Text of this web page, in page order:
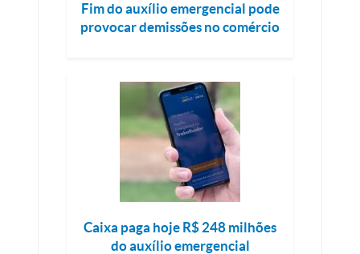
Fim do auxílio emergencial pode
provocar demissões no comércio
Caixa paga hoje R$ 248 milhões
do auxílio emergencial